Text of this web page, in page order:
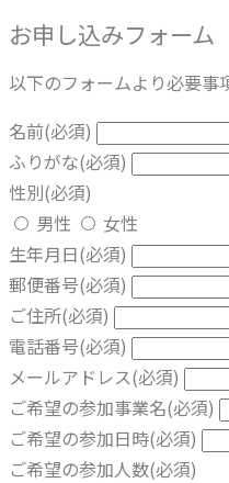
お申し込みフォーム
以下のフォームより必要事
名前(必須)
ふりがな(必須)
性別(必須)
男性
女性
生年月日(必須)
郵便番号(必須)
ご住所(必須)
電話番号(必須)
メールアドレス(必須)
ご希望の参加事業名(必須)
ご希望の参加日時(必須)
ご希望の参加人数(必須)